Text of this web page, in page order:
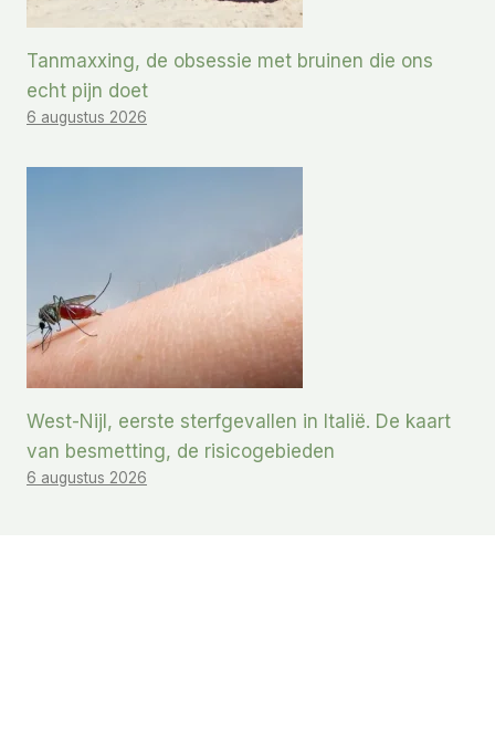
Tanmaxxing, de obsessie met bruinen die ons
echt pijn doet
6 augustus 2026
West-Nijl, eerste sterfgevallen in Italië. De kaart
van besmetting, de risicogebieden
6 augustus 2026